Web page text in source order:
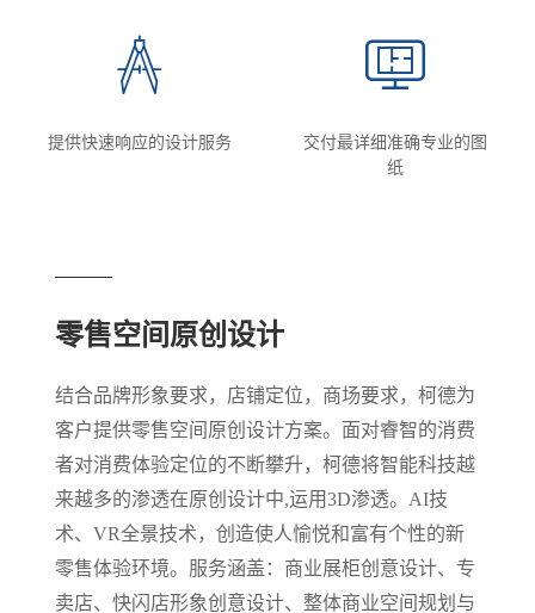
提供快速响应的设计服务
交付最详细准确专业的图
纸
零售空间原创设计
结合品牌形象要求，店铺定位，商场要求，柯德为
客户提供零售空间原创设计方案。面对睿智的消费
者对消费体验定位的不断攀升，柯德将智能科技越
来越多的渗透在原创设计中,运用3D渗透。AI技
术、VR全景技术，创造使人愉悦和富有个性的新
零售体验环境。服务涵盖：商业展柜创意设计、专
卖店、快闪店形象创意设计、整体商业空间规划与